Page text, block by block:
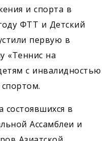
и спорта в
ФТТ и Детский
первую в
«Теннис на
с инвалидностью
в
Ассамблеи и